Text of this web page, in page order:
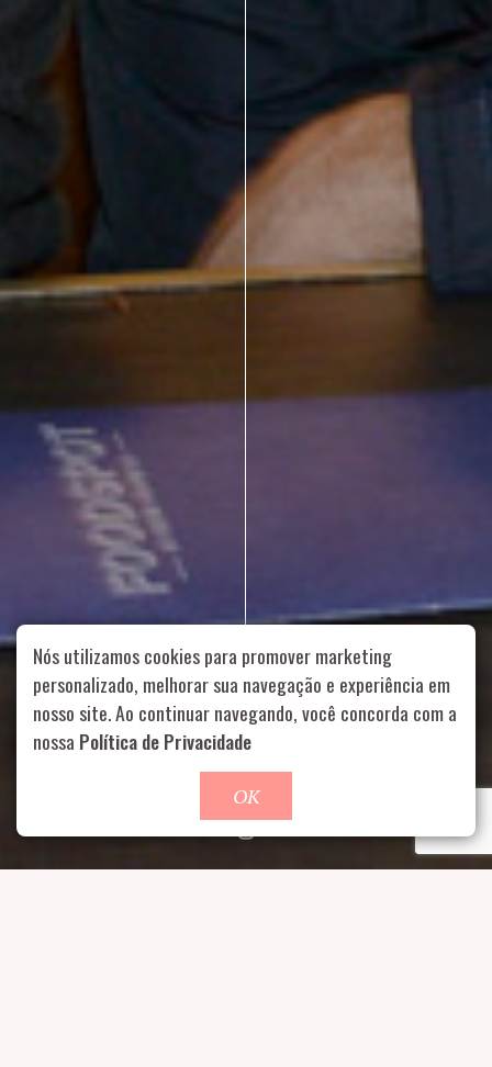
Rua Aurélia, 1714 – Vila Romana, São Paulo – SP | 55 11
99178-5848 | contato@nucleofood.com
Role para continar
Nós utilizamos cookies para promover marketing
personalizado, melhorar sua navegação e experiência em
nosso site. Ao continuar navegando, você concorda com a
nossa Política de Privacidade
OK